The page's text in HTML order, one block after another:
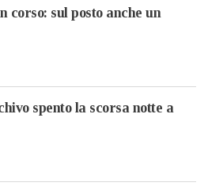
corso: sul posto anche un
spento la scorsa notte a